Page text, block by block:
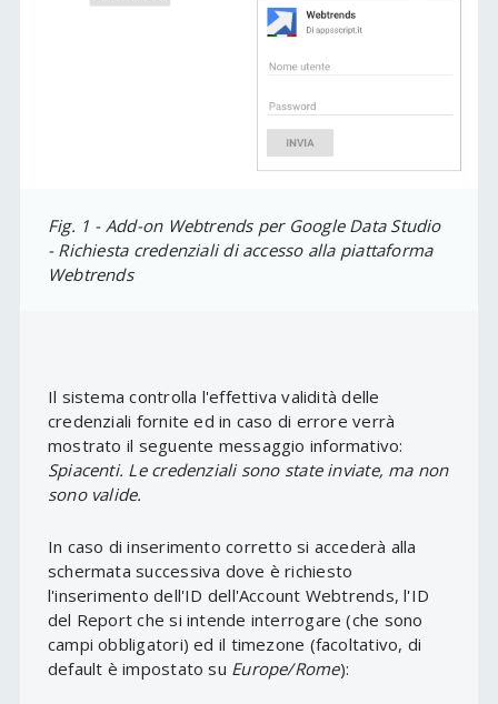
Fig. 1 - Add-on Webtrends per Google Data Studio
- Richiesta credenziali di accesso alla piattaforma
Webtrends
Il sistema controlla l'effettiva validità delle
credenziali fornite ed in caso di errore verrà
mostrato il seguente messaggio informativo:
Spiacenti. Le credenziali sono state inviate, ma non
sono valide.
In caso di inserimento corretto si accederà alla
schermata successiva dove è richiesto
l'inserimento dell'ID dell'Account Webtrends, l'ID
del Report che si intende interrogare (che sono
campi obbligatori) ed il timezone (facoltativo, di
default è impostato su Europe/Rome):